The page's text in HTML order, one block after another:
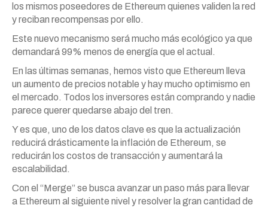
los mismos poseedores de Ethereum quienes validen la red
y reciban recompensas por ello.
Este nuevo mecanismo será mucho más ecológico ya que
demandará 99% menos de energía que el actual.
En las últimas semanas, hemos visto que Ethereum lleva
un aumento de precios notable y hay mucho optimismo en
el mercado. Todos los inversores están comprando y nadie
parece querer quedarse abajo del tren.
Y es que, uno de los datos clave es que la actualización
reducirá drásticamente la inflación de Ethereum, se
reducirán los costos de transacción y aumentará la
escalabilidad.
Con el “Merge” se busca avanzar un paso más para llevar
a Ethereum al siguiente nivel y resolver la gran cantidad de